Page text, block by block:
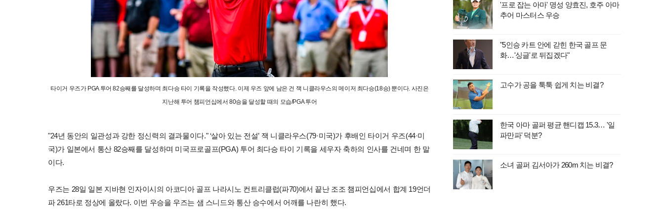
타이거 우즈가 PGA 투어 82승째를 달성하며 최다승 타이 기록을 작성했다. 이제 우즈 앞에 남은 건 잭 니클라우스의 메이저 최다승(18승) 뿐이다. 사진은
지난해 투어 챔피언십에서 80승을 달성할 때의 모습/PGA 투어
"24년 동안의 일관성과 강한 정신력의 결과물이다." ‘살아 있는 전설’ 잭 니클라우스(79·미국)가 후배인 타이거 우즈(44·미
국)가 일본에서 통산 82승째를 달성하며 미국프로골프(PGA) 투어 최다승 타이 기록을 세우자 축하의 인사를 건네며 한 말
이다.
우즈는 28일 일본 지바현 인자이시의 아코디아 골프 나라시노 컨트리클럽(파70)에서 끝난 조조 챔피언십에서 합계 19언더
파 261타로 정상에 올랐다. 이번 우승을 우즈는 샘 스니드와 통산 승수에서 어깨를 나란히 했다.
'프로 잡는 아마' 명성 양효진, 호주 아마
추어 마스터스 우승
"5인승 카트 안에 갇힌 한국 골프 문
화…'싱글'로 뒤집겠다"
고수가 공을 툭툭 쉽게 치는 비결?
한국 아마 골퍼 평균 핸디캡 15.3… '일
파만파' 덕분?
소녀 골퍼 김서아가 260m 치는 비결?